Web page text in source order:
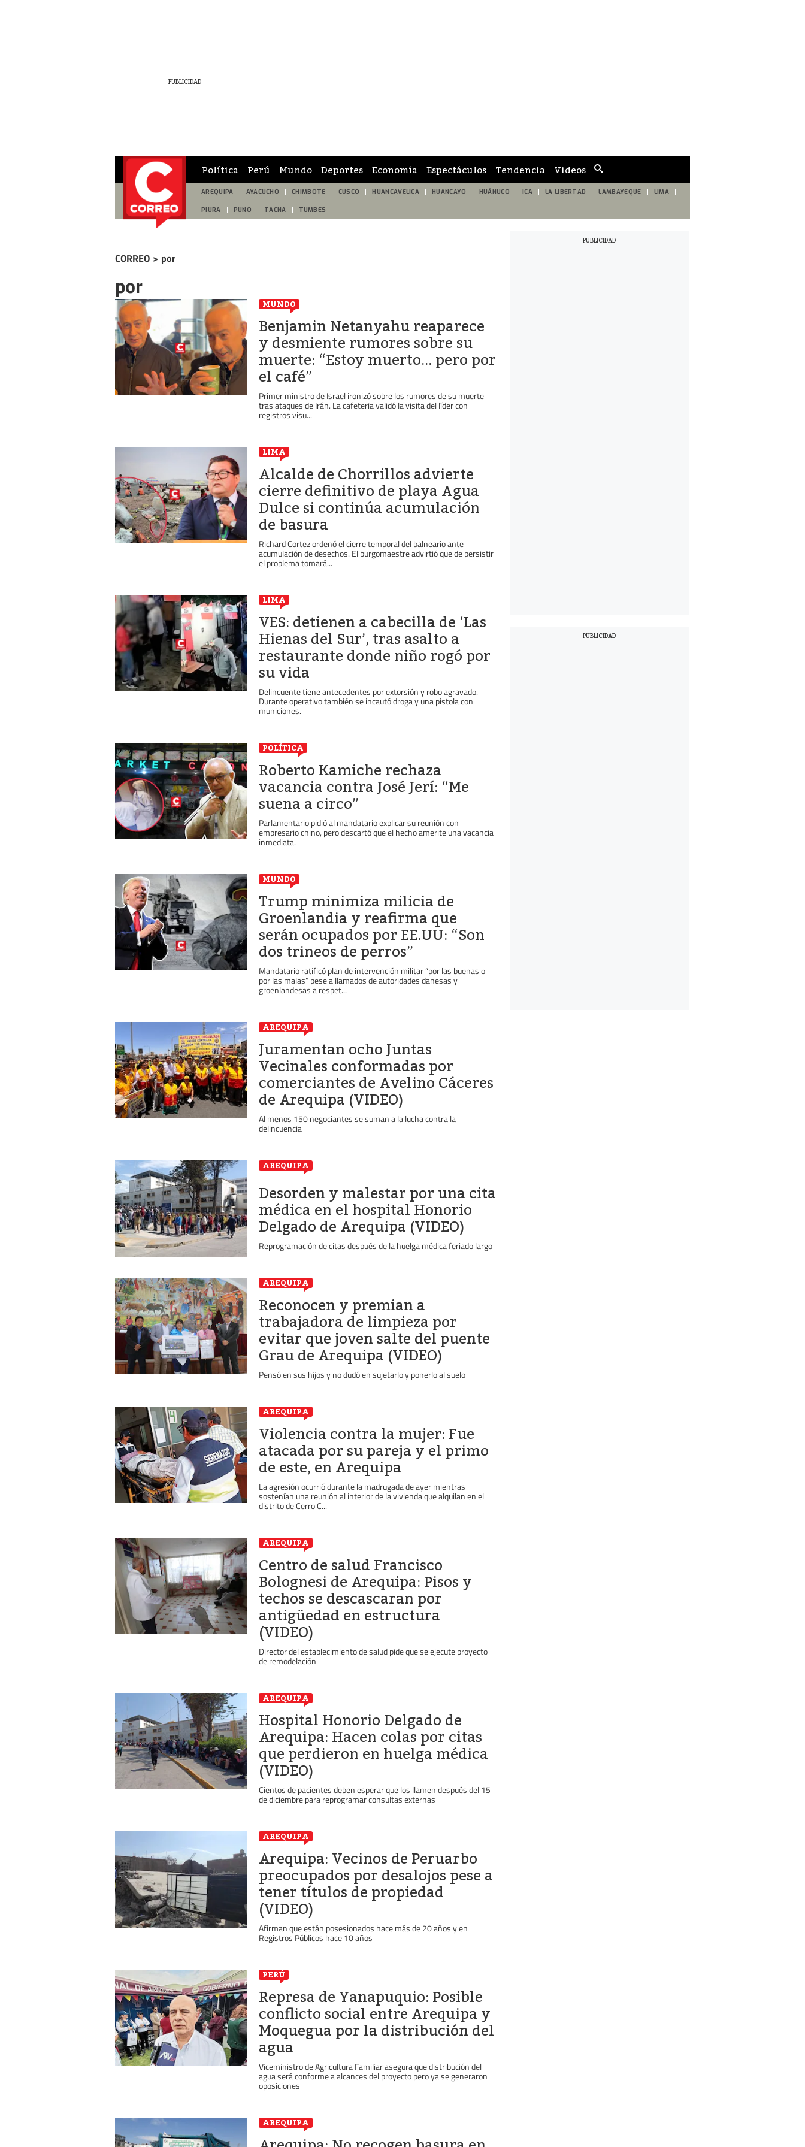
de
búsqueda
Política Perú Mundo Deportes Economía Espectáculos Tendencia Videos
AREQUIPA AYACUCHO CHIMBOTE CUSCO HUANCAVELICA HUANCAYO HUÁNUCO ICA LA LIBERTAD LAMBAYEQUE LIMA
PIURA PUNO TACNA TUMBES
CORREO > por
por
MUNDO
Benjamin Netanyahu reaparece
y desmiente rumores sobre su
muerte: “Estoy muerto... pero por
el café”
Primer ministro de Israel ironizó sobre los rumores de su muerte
tras ataques de Irán. La cafetería validó la visita del líder con
registros visu...
LIMA
Alcalde de Chorrillos advierte
cierre definitivo de playa Agua
Dulce si continúa acumulación
de basura
Richard Cortez ordenó el cierre temporal del balneario ante
acumulación de desechos. El burgomaestre advirtió que de persistir
el problema tomará...
LIMA
VES: detienen a cabecilla de ‘Las
Hienas del Sur’, tras asalto a
restaurante donde niño rogó por
su vida
Delincuente tiene antecedentes por extorsión y robo agravado.
Durante operativo también se incautó droga y una pistola con
municiones.
POLÍTICA
Roberto Kamiche rechaza
vacancia contra José Jerí: “Me
suena a circo”
Parlamentario pidió al mandatario explicar su reunión con
empresario chino, pero descartó que el hecho amerite una vacancia
inmediata.
MUNDO
Trump minimiza milicia de
Groenlandia y reafirma que
serán ocupados por EE.UU: “Son
dos trineos de perros”
Mandatario ratificó plan de intervención militar “por las buenas o
por las malas” pese a llamados de autoridades danesas y
groenlandesas a respet...
AREQUIPA
Juramentan ocho Juntas
Vecinales conformadas por
comerciantes de Avelino Cáceres
de Arequipa (VIDEO)
Al menos 150 negociantes se suman a la lucha contra la
delincuencia
AREQUIPA
Desorden y malestar por una cita
médica en el hospital Honorio
Delgado de Arequipa (VIDEO)
Reprogramación de citas después de la huelga médica feriado largo
AREQUIPA
Reconocen y premian a
trabajadora de limpieza por
evitar que joven salte del puente
Grau de Arequipa (VIDEO)
Pensó en sus hijos y no dudó en sujetarlo y ponerlo al suelo
AREQUIPA
Violencia contra la mujer: Fue
atacada por su pareja y el primo
de este, en Arequipa
La agresión ocurrió durante la madrugada de ayer mientras
sostenían una reunión al interior de la vivienda que alquilan en el
distrito de Cerro C...
AREQUIPA
Centro de salud Francisco
Bolognesi de Arequipa: Pisos y
techos se descascaran por
antigüedad en estructura
(VIDEO)
Director del establecimiento de salud pide que se ejecute proyecto
de remodelación
AREQUIPA
Hospital Honorio Delgado de
Arequipa: Hacen colas por citas
que perdieron en huelga médica
(VIDEO)
Cientos de pacientes deben esperar que los llamen después del 15
de diciembre para reprogramar consultas externas
AREQUIPA
Arequipa: Vecinos de Peruarbo
preocupados por desalojos pese a
tener títulos de propiedad
(VIDEO)
Afirman que están posesionados hace más de 20 años y en
Registros Públicos hace 10 años
PERÚ
Represa de Yanapuquio: Posible
conflicto social entre Arequipa y
Moquegua por la distribución del
agua
Viceministro de Agricultura Familiar asegura que distribución del
agua será conforme a alcances del proyecto pero ya se generaron
oposiciones
AREQUIPA